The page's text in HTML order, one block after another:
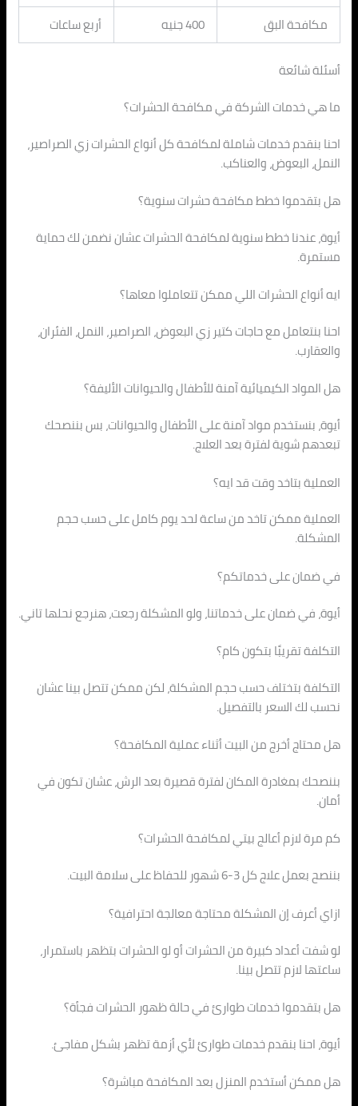
مكافحة البق
400 جنيه أربع ساعات
أسئلة شائعة
ما هي خدمات الشركة في مكافحة الحشرات؟
احنا بنقدم خدمات شاملة لمكافحة كل أنواع الحشرات زي الصراصير،
النمل، البعوض، والعناكب.
هل بتقدموا خطط مكافحة حشرات سنوية؟
أيوة، عندنا خطط سنوية لمكافحة الحشرات عشان نضمن لك حماية
مستمرة.
ايه أنواع الحشرات اللي ممكن تتعاملوا معاها؟
احنا بنتعامل مع حاجات كتير زي البعوض، الصراصير، النمل، الفئران،
والعقارب.
هل المواد الكيميائية آمنة للأطفال والحيوانات الأليفة؟
أيوة، بنستخدم مواد آمنة على الأطفال والحيوانات، بس بننصحك
تبعدهم شوية لفترة بعد العلاج.
العملية بتاخد وقت قد ايه؟
العملية ممكن تاخد من ساعة لحد يوم كامل على حسب حجم
المشكلة.
في ضمان على خدماتكم؟
أيوة، في ضمان على خدماتنا، ولو المشكلة رجعت، هنرجع نحلها تاني.
التكلفة تقريبًا بتكون كام؟
التكلفة بتختلف حسب حجم المشكلة، لكن ممكن تتصل بينا عشان
نحسب لك السعر بالتفصيل.
هل محتاج أخرج من البيت أثناء عملية المكافحة؟
بننصحك بمغادرة المكان لفترة قصيرة بعد الرش، عشان تكون في
أمان.
كم مرة لازم أعالج بيتي لمكافحة الحشرات؟
بننصح بعمل علاج كل 3-6 شهور للحفاظ على سلامة البيت.
ازاي أعرف إن المشكلة محتاجة معالجة احترافية؟
لو شفت أعداد كبيرة من الحشرات أو لو الحشرات بتظهر باستمرار،
ساعتها لازم تتصل بينا.
هل بتقدموا خدمات طوارئ في حالة ظهور الحشرات فجأة؟
أيوة، احنا بنقدم خدمات طوارئ لأي أزمة تظهر بشكل مفاجئ.
هل ممكن أستخدم المنزل بعد المكافحة مباشرة؟